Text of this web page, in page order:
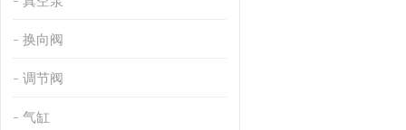
换向阀
调节阀
气缸